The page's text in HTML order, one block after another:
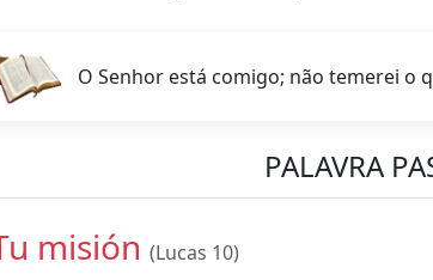
O Senhor está comigo; não temerei o
PALAVRA
misión (Lucas 10)